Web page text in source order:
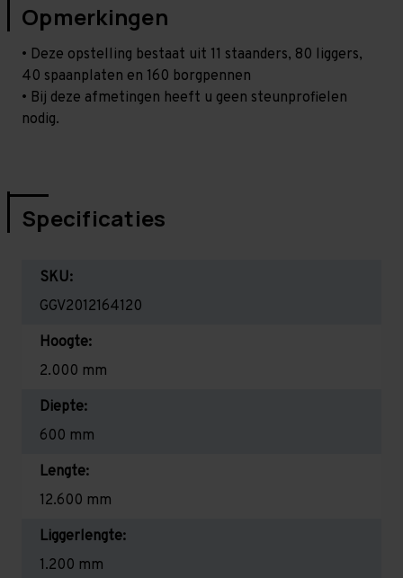
Opmerkingen
• Deze opstelling bestaat uit 11 staanders, 80 liggers,
40 spaanplaten en 160 borgpennen
• Bij deze afmetingen heeft u geen steunprofielen
nodig.
Specificaties
SKU:
GGV2012164120
Hoogte:
2.000 mm
Diepte:
600 mm
Lengte:
12.600 mm
Liggerlengte:
1.200 mm